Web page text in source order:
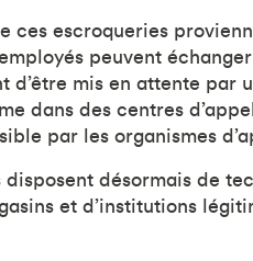
escroqueries
peuvent
d’être mis en attente par
dans des centres
par les organismes
désormais de
et d’institutions